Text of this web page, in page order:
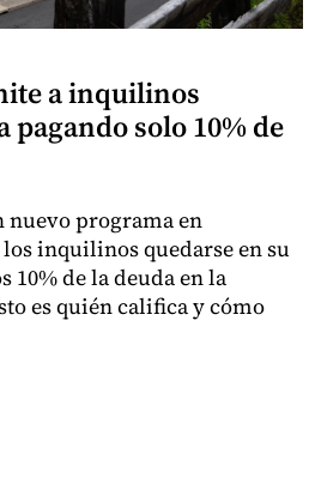
a inquilinos
pagando solo 10% de
nuevo programa en
inquilinos quedarse en su
10% de la deuda en la
es quién califica y cómo